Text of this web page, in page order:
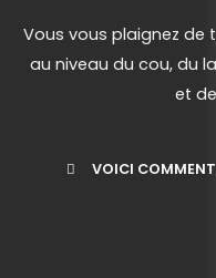
Vous vous plaignez de
au niveau du cou, du
et
VOICI COMMENT